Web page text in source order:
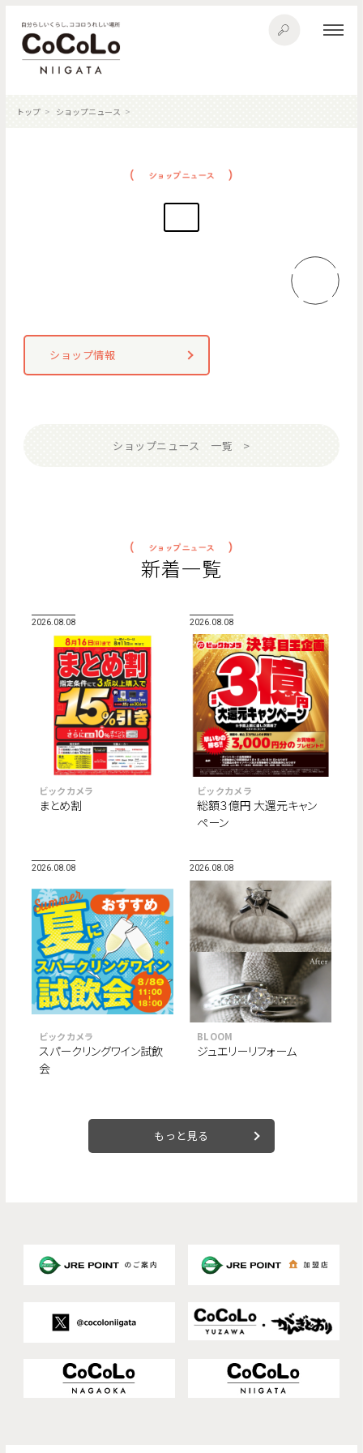
トップ ショップニュース
ショップ情報
ショップニュース 一覧
新着一覧
2026.08.08
ビックカメラ
まとめ割
2026.08.08
ビックカメラ
総額３億円 大還元キャン
ペーン
2026.08.08
ビックカメラ
スパークリングワイン試飲
会
2026.08.08
BLOOM
ジュエリーリフォーム
もっと見る